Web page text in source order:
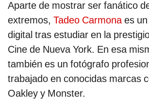
Aparte de mostrar ser fanático
extremos, Tadeo Carmonaes
digital tras estudiar en la
Cine de Nueva York. En esa
también es un fotógrafo
trabajado en conocidas marcas
Oakley y Monster.